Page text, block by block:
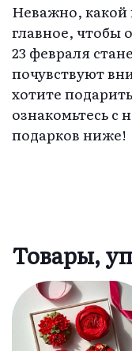
Неважно, какой
главное, чтобы
23 февраля
почувствуют
хотите
ознакомьтесь с
подарков ниже!
Товары,